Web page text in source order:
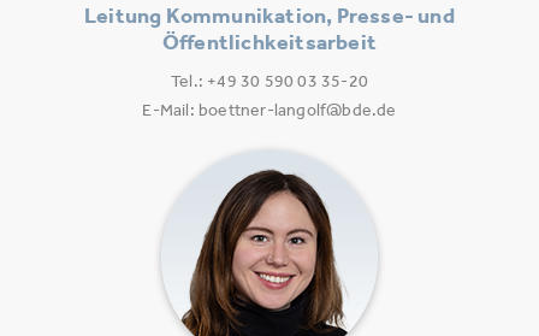
Leitung Kommunikation, Presse- und
Öffentlichkeitsarbeit
Tel.: +49 30 590 03 35-20
E-Mail: boettner-langolf@bde.de